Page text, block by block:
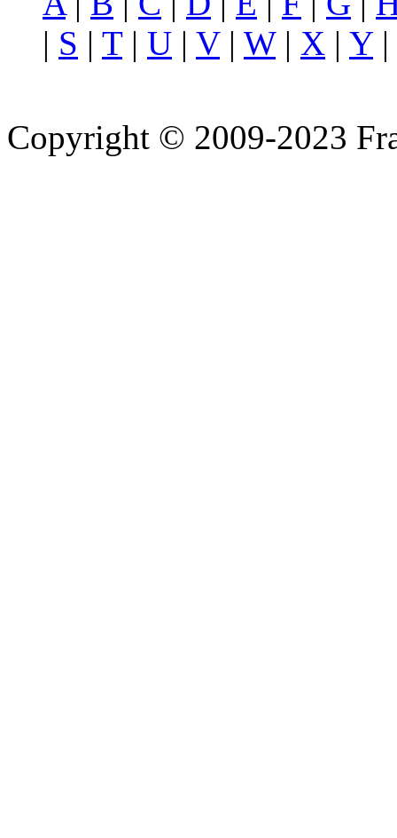
| S | T| U | V| W| X | Y|
Copyright © 2009-2023